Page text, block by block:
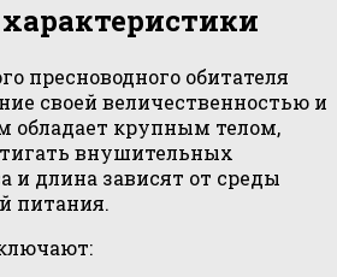
пресноводного обитателя
своей величественностью и
обладает крупным телом,
внушительных
и длина зависят от среды
питания.